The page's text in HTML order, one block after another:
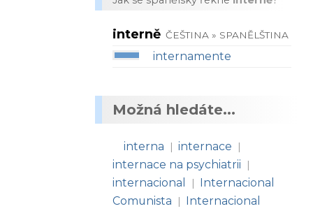
interně ČEŠTINA » SPANĚLŠTINA
internamente
Možná hledáte...
interna | internace |
internace na psychiatrii |
internacional | Internacional
Comunista
| Internacional